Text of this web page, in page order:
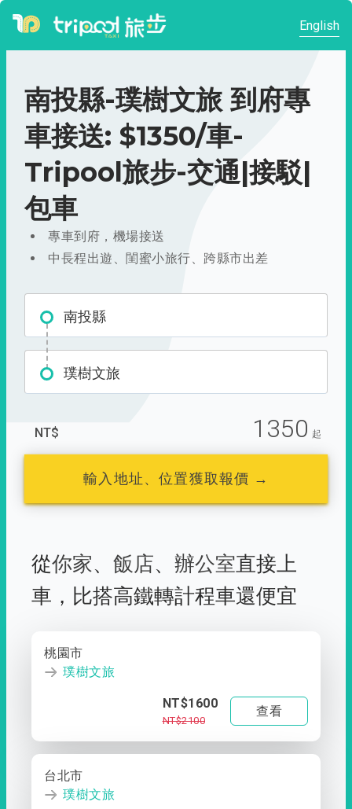
English
南投縣-璞樹文旅 到府專
車接送: $1350/車-
Tripool旅步-交通|接駁|
包車
專車到府，機場接送
中長程出遊、閨蜜小旅行、跨縣市出差
南投縣
璞樹文旅
NT$ 1350 起
輸入地址、位置獲取報價 →
從你家、 飯店、 辦公室直接上
車， 比搭高鐵轉計程車還便宜
桃園市
璞樹文旅
NT$1600
NT$2100
查看
台北市
璞樹文旅